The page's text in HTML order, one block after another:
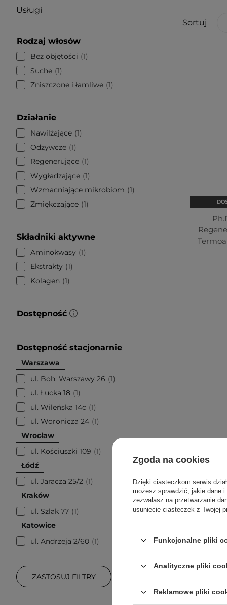
Usługi
Rodzaj włosów
Bez objętości
1
Suche 1
Zniszczone i łamliwe 1
Działanie
Nawilżające 1
Odżywcze 1
Regenerujące 1
Wygładzające 1
Wzmacniające mikrobiom
1
Zmiękczające 1
Składniki aktywne
Aminokwasy
1
Ekstrakty
1
Kolagen
1
Dostępność
Dostępność stacjonarnie
Warszawa
ul. Boh. Warszawy 26
1
ul. Łucka 18 1
ul. Wileńska 14c
1
ul. Woronicza 24 1
Wrocław
ul. Kościuszki 109
1
Łódź
ul. Jaracza 25/2 1
Kraków
ul. Szlak 77 1
Katowice
ul. Andrzeja 2/60 1
ZASTOSUJ FILTRY
Sortuj
Zgoda na cookies
Dzięki ciasteczkom serwis
możesz sprawdzić, jakie dane
zezwalasz na przetwarzanie
usunięcie ciasteczek z Twojej
Funkcjonalne pliki
Analityczne pliki
Reklamowe pliki